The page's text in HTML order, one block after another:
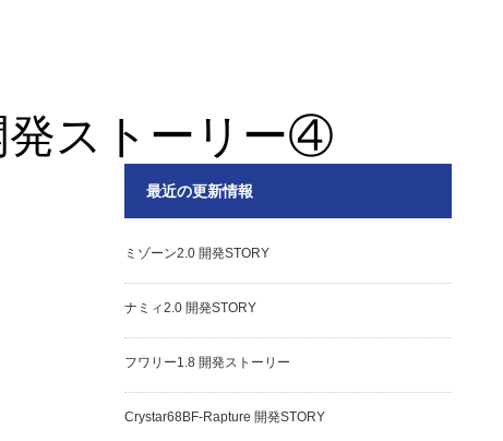
発ストーリー④
最近の更新情報
ミゾーン2.0 開発STORY
ナミィ2.0 開発STORY
フワリー1.8 開発ストーリー
Crystar68BF-Rapture 開発STORY